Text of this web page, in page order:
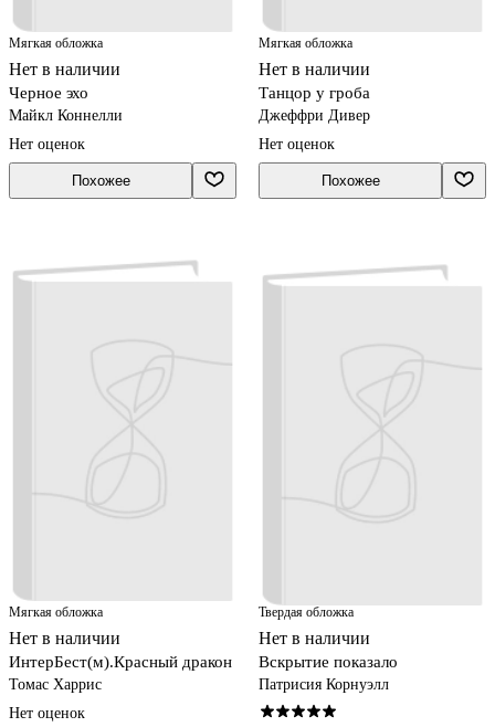
Мягкая обложка
Нет в наличии
Черное эхо
Майкл Коннелли
Нет оценок
Похожее
Мягкая обложка
Нет в наличии
Танцор у гроба
Джеффри Дивер
Нет оценок
Похожее
Мягкая обложка
Нет в наличии
ИнтерБест(м).Красный дракон
Томас Харрис
Нет оценок
Твердая обложка
Нет в наличии
Вскрытие показало
Патрисия Корнуэлл